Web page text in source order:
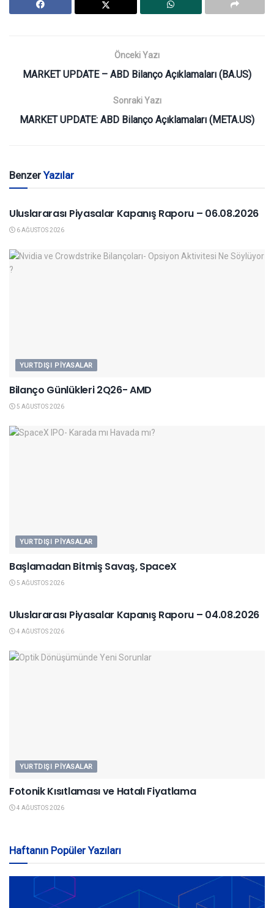
Önceki Yazı
MARKET UPDATE – ABD Bilanço Açıklamaları (BA.US)
Sonraki Yazı
MARKET UPDATE: ABD Bilanço Açıklamaları (META.US)
BenzerYazılar
YURTDIŞI PIYASALAR
Uluslararası Piyasalar Kapanış Raporu – 06.08.2026
6 AĞUSTOS 2026
YURTDIŞI PIYASALAR
Bilanço Günlükleri 2Q26- AMD
5 AĞUSTOS 2026
YURTDIŞI PIYASALAR
Başlamadan Bitmiş Savaş, SpaceX
5 AĞUSTOS 2026
Uluslararası Piyasalar Kapanış Raporu – 04.08.2026
4 AĞUSTOS 2026
YURTDIŞI PIYASALAR
Fotonik Kısıtlaması ve Hatalı Fiyatlama
4 AĞUSTOS 2026
Haftanın Popüler Yazıları